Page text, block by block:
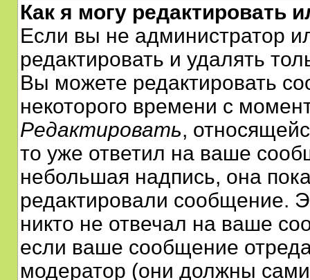
Как я могу редактировать
Если вы не администратор
редактировать и удалять
Вы можете редактировать
некоторого времени с
Редактировать,
то уже ответил на ваше
небольшая надпись, она
редактировали сообщение.
никто не отвечал на ваше
если ваше сообщение
модератор (они должны сами